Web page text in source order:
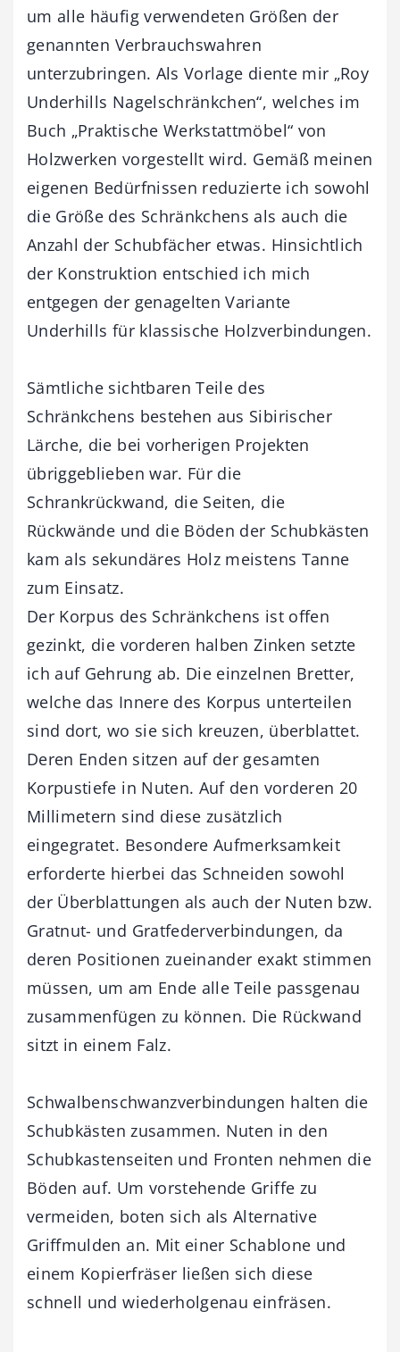
um alle häufig verwendeten Größen der
genannten Verbrauchswahren
unterzubringen. Als Vorlage diente mir „Roy
Underhills Nagelschränkchen“, welches im
Buch „Praktische Werkstattmöbel“ von
Holzwerken vorgestellt wird. Gemäß meinen
eigenen Bedürfnissen reduzierte ich sowohl
die Größe des Schränkchens als auch die
Anzahl der Schubfächer etwas. Hinsichtlich
der Konstruktion entschied ich mich
entgegen der genagelten Variante
Underhills für klassische Holzverbindungen.
Sämtliche sichtbaren Teile des
Schränkchens bestehen aus Sibirischer
Lärche, die bei vorherigen Projekten
übriggeblieben war. Für die
Schrankrückwand, die Seiten, die
Rückwände und die Böden der Schubkästen
kam als sekundäres Holz meistens Tanne
zum Einsatz.
Der Korpus des Schränkchens ist offen
gezinkt, die vorderen halben Zinken setzte
ich auf Gehrung ab. Die einzelnen Bretter,
welche das Innere des Korpus unterteilen
sind dort, wo sie sich kreuzen, überblattet.
Deren Enden sitzen auf der gesamten
Korpustiefe in Nuten. Auf den vorderen 20
Millimetern sind diese zusätzlich
eingegratet. Besondere Aufmerksamkeit
erforderte hierbei das Schneiden sowohl
der Überblattungen als auch der Nuten bzw.
Gratnut- und Gratfederverbindungen, da
deren Positionen zueinander exakt stimmen
müssen, um am Ende alle Teile passgenau
zusammenfügen zu können. Die Rückwand
sitzt in einem Falz.
Schwalbenschwanzverbindungen halten die
Schubkästen zusammen. Nuten in den
Schubkastenseiten und Fronten nehmen die
Böden auf. Um vorstehende Griffe zu
vermeiden, boten sich als Alternative
Griffmulden an. Mit einer Schablone und
einem Kopierfräser ließen sich diese
schnell und wiederholgenau einfräsen.